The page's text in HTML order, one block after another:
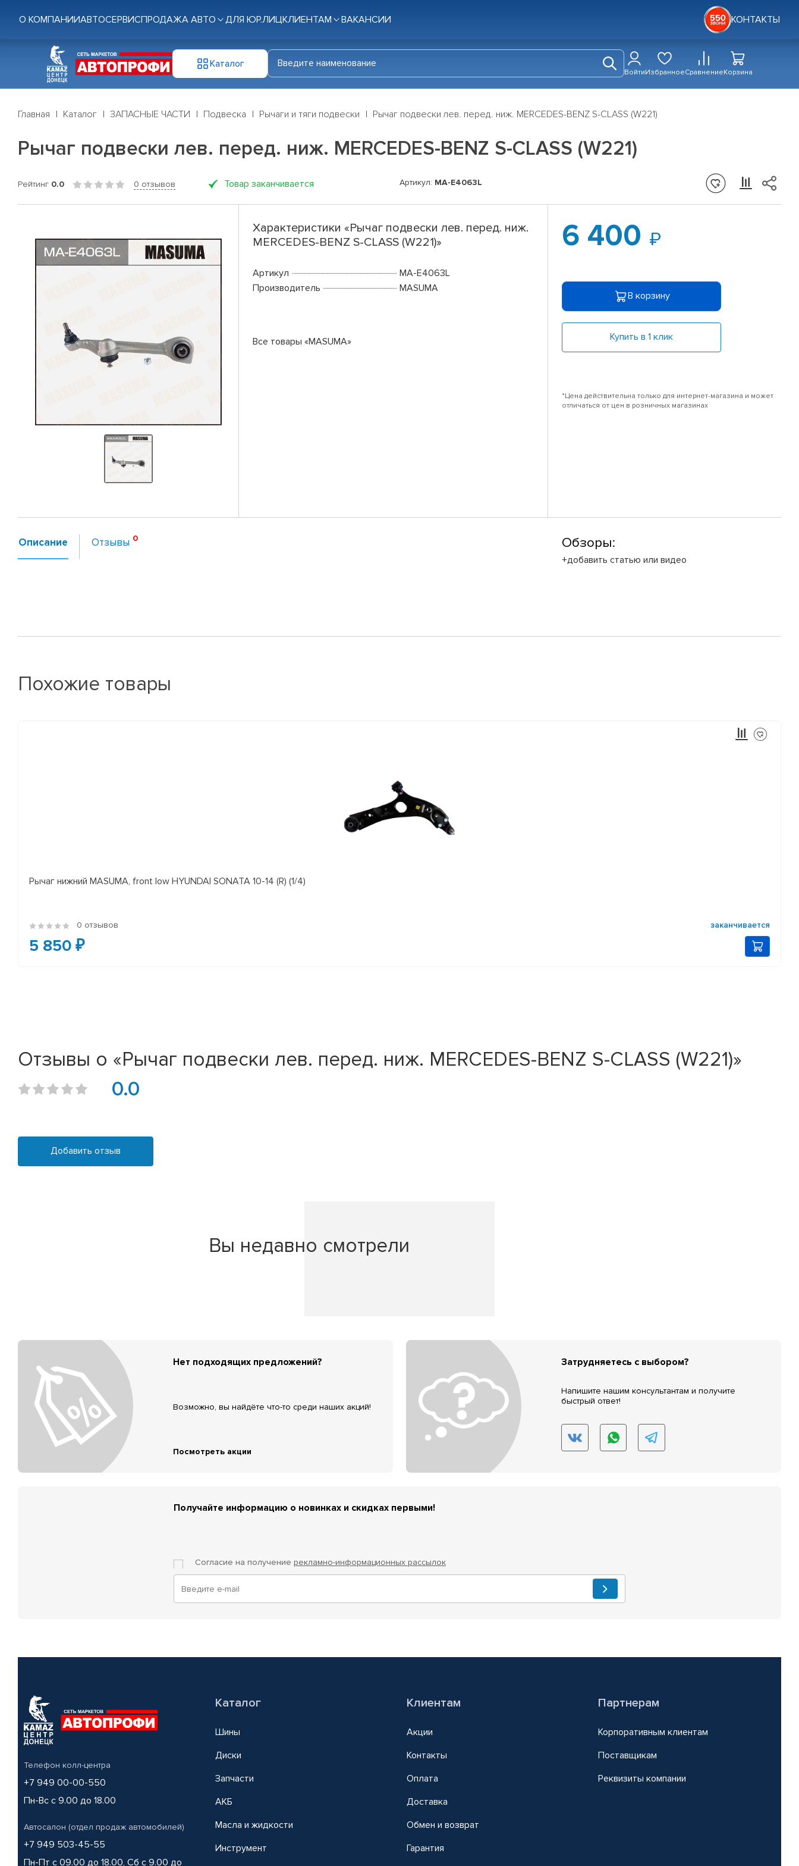
О КОМПАНИИАВТОСЕРВИСПРОДАЖА АВТО ДЛЯ ЮР.ЛИЦКЛИЕНТАМ ВАКАНСИИ КОНТАКТЫ
Каталог
ВойтиИзбранноеСравнениеКорзина
Главная Каталог ЗАПАСНЫЕ ЧАСТИ Подвеска Рычаги и тяги подвески Рычаг подвески лев. перед. ниж. MERCEDES-BENZ S-CLASS (W221)
Рычаг подвески лев. перед. ниж. MERCEDES-BENZ S-CLASS (W221)
Рейтинг 0.0 0 отзывов Товар заканчивается Артикул: MA-E4063L
Характеристики «Рычаг подвески лев. перед. ниж.
MERCEDES-BENZ S-CLASS (W221)»
Артикул
MA-E4063L
Производитель
MASUMA
Все товары «MASUMA»
6 400
В корзину
Купить в 1 клик
*Цена действительна только для интернет-магазина и может
отличаться от цен в розничных магазинах
Описание Отзывы Обзоры:
+добавить статью или видео
Похожие товары
Рычаг нижний MASUMA, front low HYUNDAI SONATA 10-14 (R) (1/4)
0 отзывов заканчивается
5 850 ₽
Отзывы о «Рычаг подвески лев. перед. ниж. MERCEDES-BENZ S-CLASS (W221)»
0.0
Добавить отзыв
Вы недавно смотрели
Нет подходящих предложений?
Возможно, вы найдёте что-то среди наших акций!
Посмотреть акции
Затрудняетесь с выбором?
Напишите нашим консультантам и получите
быстрый ответ!
Получайте информацию о новинках и скидках первыми!
Согласие на получение рекламно-информационных рассылок
Телефон колл-центра
+7 949 00-00-550
Пн-Вс с 9.00 до 18.00
Автосалон (отдел продаж автомобилей)
+7 949 503-45-55
Пн-Пт с 09.00 до 18.00, Сб с 9.00 до
Каталог
Шины
Диски
Запчасти
АКБ
Масла и жидкости
Инструмент
Клиентам
Акции
Контакты
Оплата
Доставка
Обмен и возврат
Гарантия
Партнерам
Корпоративным клиентам
Поставщикам
Реквизиты компании